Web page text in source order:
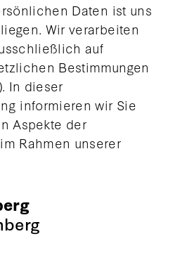
Daten ist uns
Wir verarbeiten
auf
Bestimmungen
In dieser
informieren wir Sie
Aspekte der
Rahmen unserer